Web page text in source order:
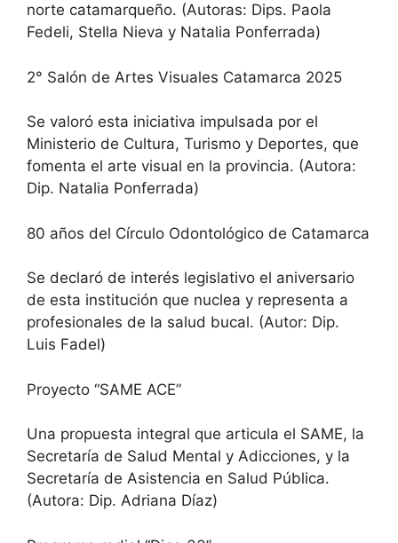
norte catamarqueño. (Autoras: Dips. Paola
Fedeli, Stella Nieva y Natalia Ponferrada)
2° Salón de Artes Visuales Catamarca 2025
Se valoró esta iniciativa impulsada por el
Ministerio de Cultura, Turismo y Deportes, que
fomenta el arte visual en la provincia. (Autora:
Dip. Natalia Ponferrada)
80 años del Círculo Odontológico de Catamarca
Se declaró de interés legislativo el aniversario
de esta institución que nuclea y representa a
profesionales de la salud bucal. (Autor: Dip.
Luis Fadel)
Proyecto “SAME ACE”
Una propuesta integral que articula el SAME, la
Secretaría de Salud Mental y Adicciones, y la
Secretaría de Asistencia en Salud Pública.
(Autora: Dip. Adriana Díaz)